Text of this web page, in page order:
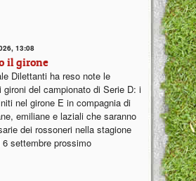
13:08
il girone
Dilettanti ha reso note le
gironi del campionato di Serie D: i
nel girone E in compagnia di
emiliane e laziali che saranno
dei rossoneri nella stagione
settembre prossimo